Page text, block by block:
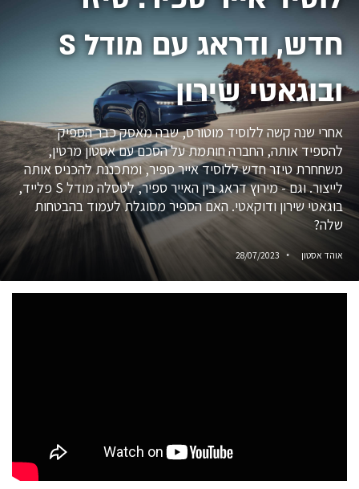
חדש, ודראג עם מודל S
ובוגאטי שירון
אחרי שנה קשה ללוסיד מוטורס, שבה מאסק כבר הספיק
להספיד אותה, החברה חותמת על הסכם עם אסטון מרטין,
משחחרת טיזר חדש ללוסיד אייר ספיר, ומתכננת להכניס אותה
לייצור. וגם - מירוץ דראג בין האייר ספיר, לטסלה מודל S פלייד,
בוגאטי שירון ודוקאטי. האם הספיר מסוגלת לעמוד בהבטחות
שלה?
אוהד אסטון 28/07/2023